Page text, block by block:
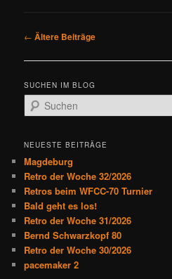
B
i
t
r
a
v
i
g
a
t
i
o
← Ältere Beiträge
SUCHEN IM BLOG
u
h
n
NEUESTE BEITRÄGE
Magdeburg
Retro der Woche 32/2026
Retros beim WFCC-70 Turnier
Bald geht es los!
Retro der Woche 31/2026
Bernd Schwarzkopf 80
Retro der Woche 30/2026
pacemaker 2